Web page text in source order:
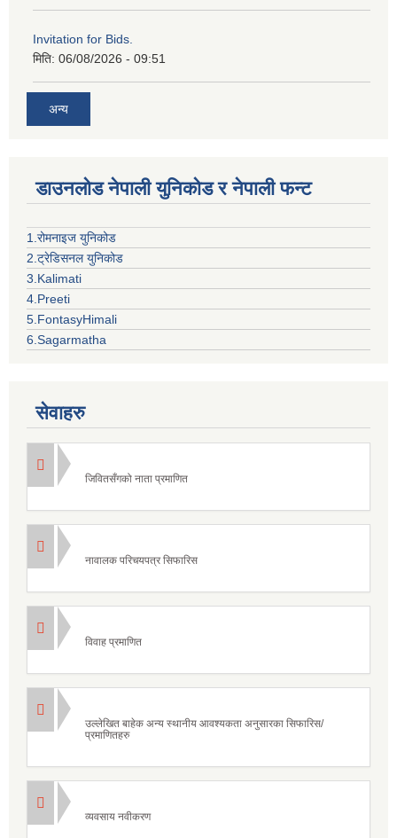
Invitation for Bids.
मिति: 06/08/2026 - 09:51
अन्य
डाउनलोड नेपाली युनिकोड र नेपाली फन्ट
1.रोमनाइज युनिकोड
2.ट्रेडिसनल युनिकोड
3.Kalimati
4.Preeti
5.FontasyHimali
6.Sagarmatha
सेवाहरु
जिवितसँगको नाता प्रमाणित
नावालक परिचयपत्र सिफारिस
विवाह प्रमाणित
उल्लेखित बाहेक अन्य स्थानीय आवश्यकता अनुसारका सिफारिस/
प्रमाणितहरु
व्यवसाय नवीकरण